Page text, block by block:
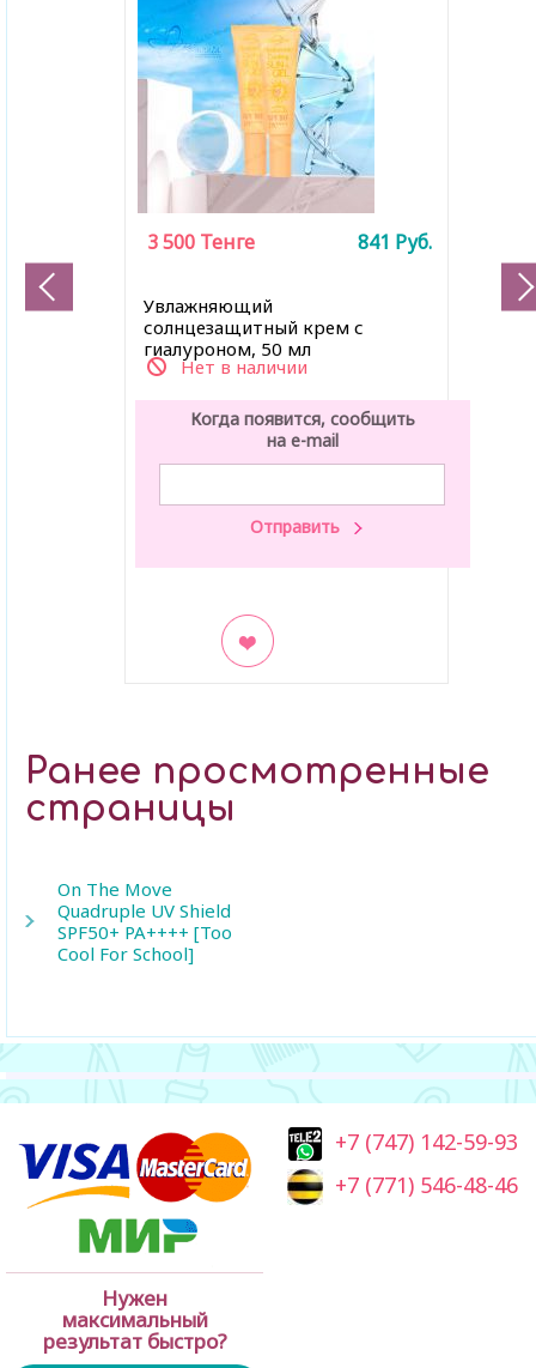
Увлажняющий
солнцезащитный крем с
гиалуроном, 50 мл
Нет в наличии
3 500 Тенге 841 Руб.
Когда появится, сообщить
на e-mail
Ранее просмотренные
страницы
On The Move
Quadruple UV Shield
SPF50+ PA++++ [Too
Cool For School]
Нужен
максимальный
результат быстро?
+7 (747) 142-59-93
+7 (771) 546-48-46